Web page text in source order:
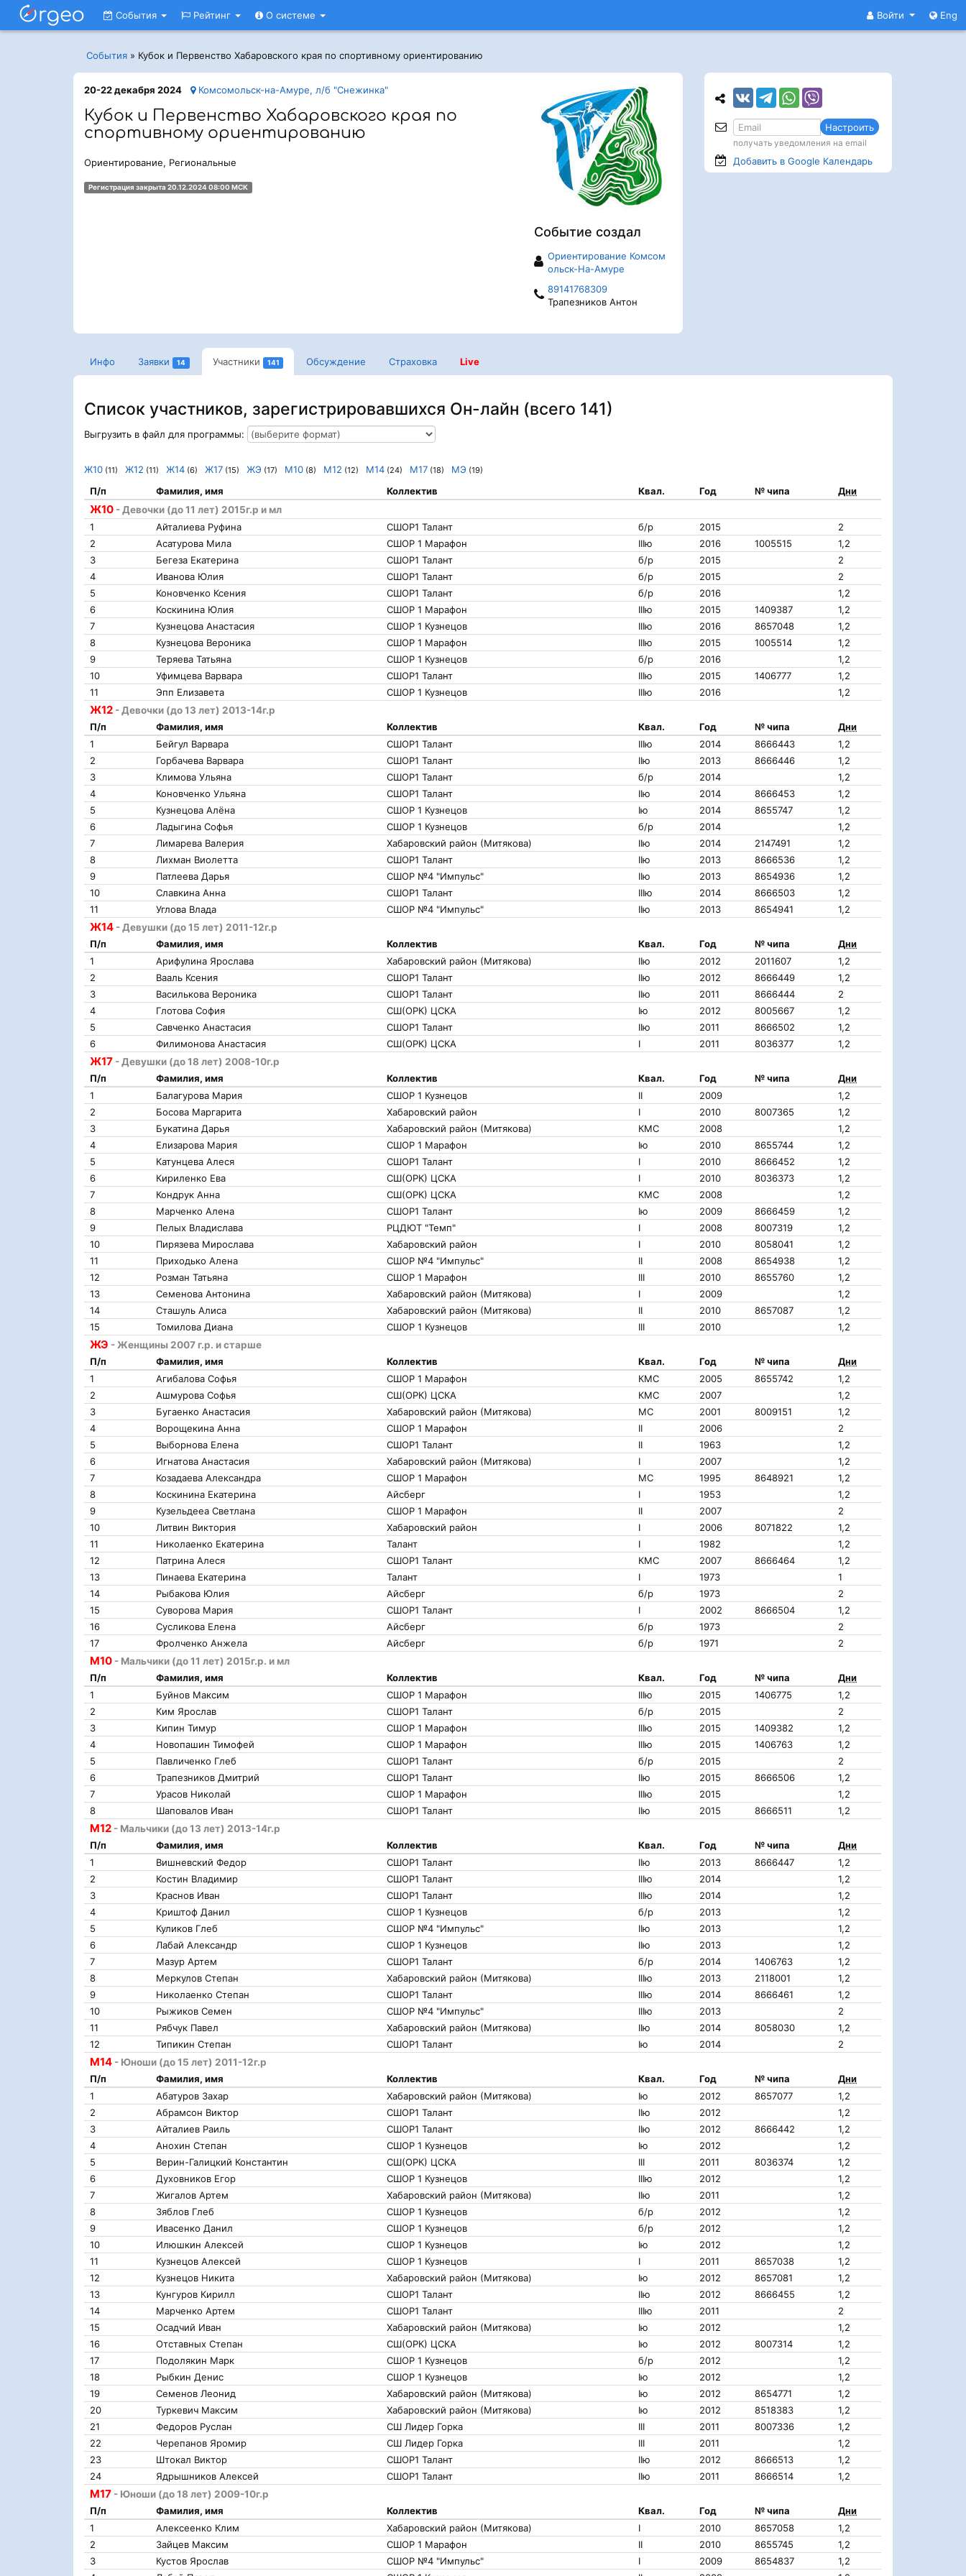
Войти Eng
События Рейтинг О системе
События » Кубок и Первенство Хабаровского края по спортивному ориентированию
Событие создал
Ориентирование Комсом
ольск-На-Амуре
89141768309
Трапезников Антон
20-22 декабря 2024 Комсомольск-на-Амуре, л/б "Снежинка"
Кубок и Первенство Хабаровского края по
спортивному ориентированию
Ориентирование, Региональные
Регистрация закрыта 20.12.2024 08:00 МСК
Инфо Заявки 14 Участники 141 Обсуждение Страховка Live
Список участников, зарегистрировавшихся Он-лайн (всего 141)
Выгрузить в файл для программы:
Ж10 (11) Ж12 (11) Ж14 (6) Ж17 (15) ЖЭ (17) М10 (8) М12 (12) М14 (24) М17 (18) МЭ (19)
Ж10 - Девочки (до 11 лет) 2015г.р и мл
П/п Фамилия, имя Коллектив Квал. Год № чипа Дни
1 Айталиева Руфина СШОР1 Талант б/р 2015
2
2
Асатурова Мила СШОР 1 Марафон IIIю 2016 1005515
1,2
3
Бегеза Екатерина СШОР1 Талант б/р 2015
2
4
Иванова Юлия СШОР1 Талант б/р 2015
2
5
Коновченко Ксения СШОР1 Талант б/р 2016
1,2
6
Коскинина Юлия СШОР 1 Марафон IIIю 2015 1409387
1,2
7
Кузнецова Анастасия СШОР 1 Кузнецов IIIю 2016 8657048
1,2
8
Кузнецова Вероника СШОР 1 Марафон IIIю 2015 1005514
1,2
9
Теряева Татьяна СШОР 1 Кузнецов б/р 2016
1,2
10
Уфимцева Варвара СШОР1 Талант IIIю 2015 1406777
1,2
11
Эпп Елизавета СШОР 1 Кузнецов IIIю 2016 1,2
Ж12 - Девочки (до 13 лет) 2013-14г.р
П/п
Фамилия, имя Коллектив Квал. Год № чипа
Дни
1
Бейгул Варвара СШОР1 Талант IIIю 2014 8666443
1,2
2
Горбачева Варвара СШОР1 Талант IIю 2013 8666446
1,2
3
Климова Ульяна СШОР1 Талант б/р 2014
1,2
4
Коновченко Ульяна СШОР1 Талант IIю 2014 8666453
1,2
5
Кузнецова Алёна СШОР 1 Кузнецов Iю 2014 8655747
1,2
6
Ладыгина Софья СШОР 1 Кузнецов б/р 2014
1,2
7
Лимарева Валерия Хабаровский район (Митякова) IIю 2014 2147491
1,2
8
Лихман Виолетта СШОР1 Талант IIю 2013 8666536
1,2
9
Патлеева Дарья СШОР №4 "Импульс" IIю 2013 8654936
1,2
10
Славкина Анна СШОР1 Талант IIIю 2014 8666503
1,2
11
Углова Влада СШОР №4 "Импульс" IIю 2013 8654941 1,2
Ж14 - Девушки (до 15 лет) 2011-12г.р
П/п
Фамилия, имя Коллектив Квал. Год № чипа
Дни
1
Арифулина Ярослава Хабаровский район (Митякова) IIю 2012 2011607
1,2
2
Вааль Ксения СШОР1 Талант IIю 2012 8666449
1,2
3
Василькова Вероника СШОР1 Талант IIю 2011 8666444
2
4
Глотова София СШ(ОРК) ЦСКА Iю 2012 8005667
1,2
5
Савченко Анастасия СШОР1 Талант IIю 2011 8666502
1,2
6
Филимонова Анастасия СШ(ОРК) ЦСКА I 2011 8036377 1,2
Ж17 - Девушки (до 18 лет) 2008-10г.р
П/п
Фамилия, имя Коллектив Квал. Год № чипа
Дни
1
Балагурова Мария СШОР 1 Кузнецов II 2009
1,2
2
Босова Маргарита Хабаровский район I 2010 8007365
1,2
3
Букатина Дарья Хабаровский район (Митякова) КМС 2008
1,2
4
Елизарова Мария СШОР 1 Марафон Iю 2010 8655744
1,2
5
Катунцева Алеся СШОР1 Талант I 2010 8666452
1,2
6
Кириленко Ева СШ(ОРК) ЦСКА I 2010 8036373
1,2
7
Кондрук Анна СШ(ОРК) ЦСКА КМС 2008
1,2
8
Марченко Алена СШОР1 Талант Iю 2009 8666459
1,2
9
Пелых Владислава РЦДЮТ "Темп" I 2008 8007319
1,2
10
Пирязева Мирослава Хабаровский район I 2010 8058041
1,2
11
Приходько Алена СШОР №4 "Импульс" II 2008 8654938
1,2
12
Розман Татьяна СШОР 1 Марафон III 2010 8655760
1,2
13
Семенова Антонина Хабаровский район (Митякова) I 2009
1,2
14
Сташуль Алиса Хабаровский район (Митякова) II 2010 8657087
1,2
15
Томилова Диана СШОР 1 Кузнецов III 2010 1,2
ЖЭ - Женщины 2007 г.р. и старше
П/п
Фамилия, имя Коллектив Квал. Год № чипа
Дни
1
Агибалова Софья СШОР 1 Марафон КМС 2005 8655742
1,2
2
Ашмурова Софья СШ(ОРК) ЦСКА КМС 2007
1,2
3
Бугаенко Анастасия Хабаровский район (Митякова) МС 2001 8009151
1,2
4
Ворощекина Анна СШОР 1 Марафон II 2006
2
5
Выборнова Елена СШОР1 Талант II 1963
1,2
6
Игнатова Анастасия Хабаровский район (Митякова) I 2007
1,2
7
Козадаева Александра СШОР 1 Марафон МС 1995 8648921
1,2
8
Коскинина Екатерина Айсберг I 1953
1,2
9
Кузельдееа Светлана СШОР 1 Марафон II 2007
2
10
Литвин Виктория Хабаровский район I 2006 8071822
1,2
11
Николаенко Екатерина Талант I 1982
1,2
12
Патрина Алеся СШОР1 Талант КМС 2007 8666464
1,2
13
Пинаева Екатерина Талант I 1973
1
14
Рыбакова Юлия Айсберг б/р 1973
2
15
Суворова Мария СШОР1 Талант I 2002 8666504
1,2
16
Сусликова Елена Айсберг б/р 1973
2
17
Фролченко Анжела Айсберг б/р 1971 2
М10 - Мальчики (до 11 лет) 2015г.р. и мл
П/п
Фамилия, имя Коллектив Квал. Год № чипа
Дни
1
Буйнов Максим СШОР 1 Марафон IIIю 2015 1406775
1,2
2
Ким Ярослав СШОР1 Талант б/р 2015
2
3
Кипин Тимур СШОР 1 Марафон IIIю 2015 1409382
1,2
4
Новопашин Тимофей СШОР 1 Марафон IIIю 2015 1406763
1,2
5
Павличенко Глеб СШОР1 Талант б/р 2015
2
6
Трапезников Дмитрий СШОР1 Талант IIю 2015 8666506
1,2
7
Урасов Николай СШОР 1 Марафон IIIю 2015
1,2
8
Шаповалов Иван СШОР1 Талант IIю 2015 8666511 1,2
М12 - Мальчики (до 13 лет) 2013-14г.р
П/п
Фамилия, имя Коллектив Квал. Год № чипа
Дни
1
Вишневский Федор СШОР1 Талант IIю 2013 8666447
1,2
2
Костин Владимир СШОР1 Талант IIIю 2014
1,2
3
Краснов Иван СШОР1 Талант IIIю 2014
1,2
4
Криштоф Данил СШОР 1 Кузнецов б/р 2013
1,2
5
Куликов Глеб СШОР №4 "Импульс" IIю 2013
1,2
6
Лабай Александр СШОР 1 Кузнецов IIю 2013
1,2
7
Мазур Артем СШОР1 Талант б/р 2014 1406763
1,2
8
Меркулов Степан Хабаровский район (Митякова) IIIю 2013 2118001
1,2
9
Николаенко Степан СШОР1 Талант IIIю 2014 8666461
1,2
10
Рыжиков Семен СШОР №4 "Импульс" IIIю 2013
2
11
Рябчук Павел Хабаровский район (Митякова) IIю 2014 8058030
1,2
12
Типикин Степан СШОР1 Талант Iю 2014 2
М14 - Юноши (до 15 лет) 2011-12г.р
П/п
Фамилия, имя Коллектив Квал. Год № чипа
Дни
1
Абатуров Захар Хабаровский район (Митякова) Iю 2012 8657077
1,2
2
Абрамсон Виктор СШОР1 Талант IIю 2012
1,2
3
Айталиев Раиль СШОР1 Талант IIю 2012 8666442
1,2
4
Анохин Степан СШОР 1 Кузнецов Iю 2012
1,2
5
Верин-Галицкий Константин СШ(ОРК) ЦСКА III 2011 8036374
1,2
6
Духовников Егор СШОР 1 Кузнецов IIIю 2012
1,2
7
Жигалов Артем Хабаровский район (Митякова) IIю 2011
1,2
8
Зяблов Глеб СШОР 1 Кузнецов б/р 2012
1,2
9
Ивасенко Данил СШОР 1 Кузнецов б/р 2012
1,2
10
Илюшкин Алексей СШОР 1 Кузнецов Iю 2012
1,2
11
Кузнецов Алексей СШОР 1 Кузнецов I 2011 8657038
1,2
12
Кузнецов Никита Хабаровский район (Митякова) Iю 2012 8657081
1,2
13
Кунгуров Кирилл СШОР1 Талант IIю 2012 8666455
1,2
14
Марченко Артем СШОР1 Талант IIIю 2011
2
15
Осадчий Иван Хабаровский район (Митякова) Iю 2012
1,2
16
Отставных Степан СШ(ОРК) ЦСКА Iю 2012 8007314
1,2
17
Подолякин Марк СШОР 1 Кузнецов б/р 2012
1,2
18
Рыбкин Денис СШОР 1 Кузнецов Iю 2012
1,2
19
Семенов Леонид Хабаровский район (Митякова) Iю 2012 8654771
1,2
20
Туркевич Максим Хабаровский район (Митякова) Iю 2012 8518383
1,2
21
Федоров Руслан СШ Лидер Горка III 2011 8007336
1,2
22
Черепанов Яромир СШ Лидер Горка III 2011
1,2
23
Штокал Виктор СШОР1 Талант IIю 2012 8666513
1,2
24
Ядрышников Алексей СШОР1 Талант IIю 2011 8666514 1,2
М17 - Юноши (до 18 лет) 2009-10г.р
П/п
Фамилия, имя Коллектив Квал. Год № чипа
Дни
1
Алексеенко Клим Хабаровский район (Митякова) I 2010 8657058
1,2
2
Зайцев Максим СШОР 1 Марафон II 2010 8655745
1,2
3
Кустов Ярослав СШОР №4 "Импульс" I 2009 8654837
1,2
Настроить
получать уведомления на email
Добавить в Google Календарь